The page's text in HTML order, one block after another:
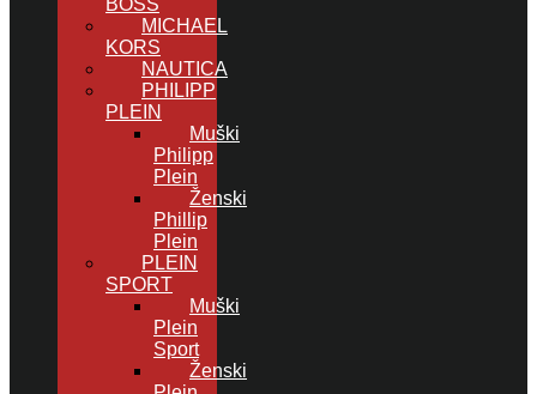
BOSS
MICHAEL
KORS
NAUTICA
PHILIPP
PLEIN
Muški
Philipp
Plein
Ženski
Phillip
Plein
PLEIN
SPORT
Muški
Plein
Sport
Ženski